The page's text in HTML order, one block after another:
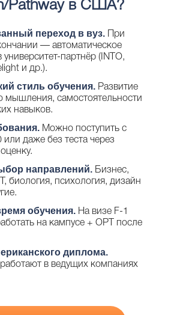
Pathway в США?
переход в вуз. При
— автоматическое
университет-партнёр (INTO,
и др.).
стиль обучения. Развитие
мышления, самостоятельности
навыков.
Можно поступить с
или даже без теста через
направлений. Бизнес,
биология, психология, дизайн
обучения. На визе F-1
на кампусе + OPT после
диплома.
в ведущих компаниях